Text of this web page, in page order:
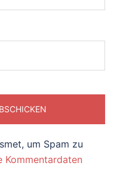
um Spam zu
Kommentardaten